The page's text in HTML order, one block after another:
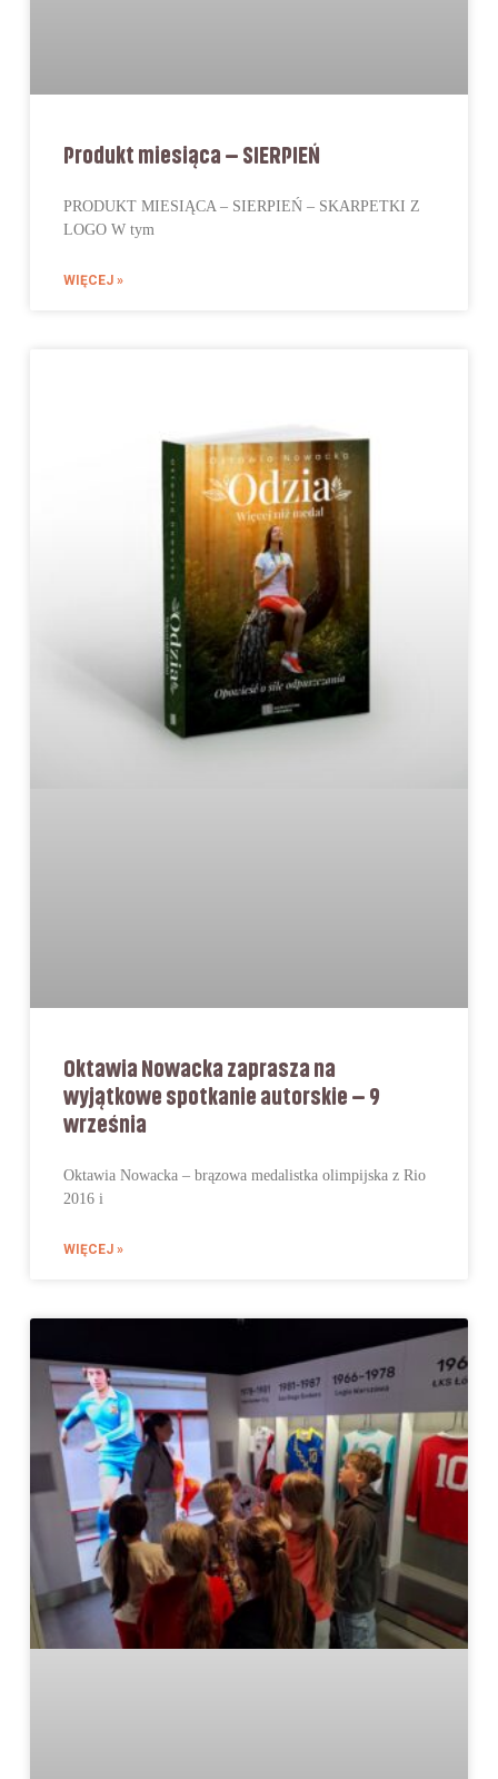
Produkt miesiąca – SIERPIEŃ
PRODUKT MIESIĄCA – SIERPIEŃ – SKARPETKI Z
LOGO W tym
WIĘCEJ »
Oktawia Nowacka zaprasza na
wyjątkowe spotkanie autorskie – 9
września
Oktawia Nowacka – brązowa medalistka olimpijska z Rio
2016 i
WIĘCEJ »